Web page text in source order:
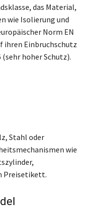
das Material,
wie Isolierung und
Norm EN
ihren Einbruchschutz
(sehr hoher Schutz).
Stahl oder
wie
Preisetikett.